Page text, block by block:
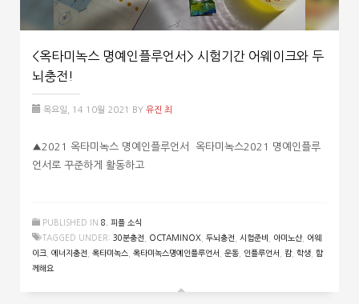
<옥타미녹스 명예인플루언서> 시험기간 어웨이크와 두
뇌충전!
목요일, 14 10월 2021 BY 유진 최
▲2021 옥타미녹스 명예인플루언서 옥타미녹스2021 명예인플루
언서로 꾸준하게 활동하고
PUBLISHED IN 8. 피플 소식
TAGGED UNDER: 30분충전 OCTAMINOX 두뇌충전 시험준비 아미노산, 어웨
이크
에너지충전 옥타미녹스 옥타미녹스명예인플루언서 운동 인플루언서 캄, 학생 함
께해요